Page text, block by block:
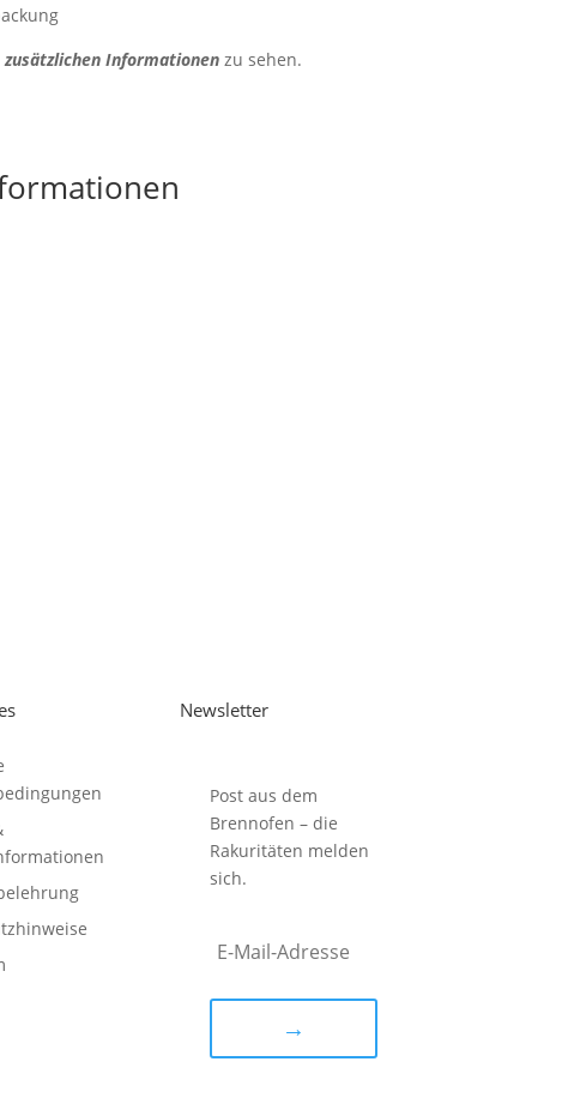
zusätzlichen Informationenzu sehen.
Newsletter
Post aus dem
Brennofen – die
Rakuritäten melden
sich.
→